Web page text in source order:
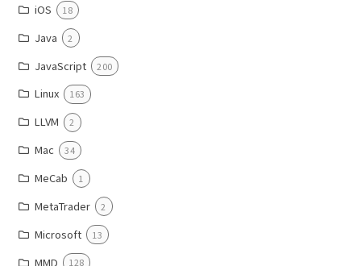
iOS 18
Java 2
JavaScript 200
Linux 163
LLVM 2
Mac 34
MeCab 1
MetaTrader 2
Microsoft 13
MMD 128